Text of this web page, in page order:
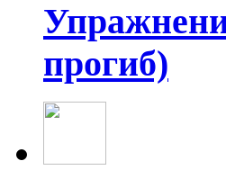
прогиб)